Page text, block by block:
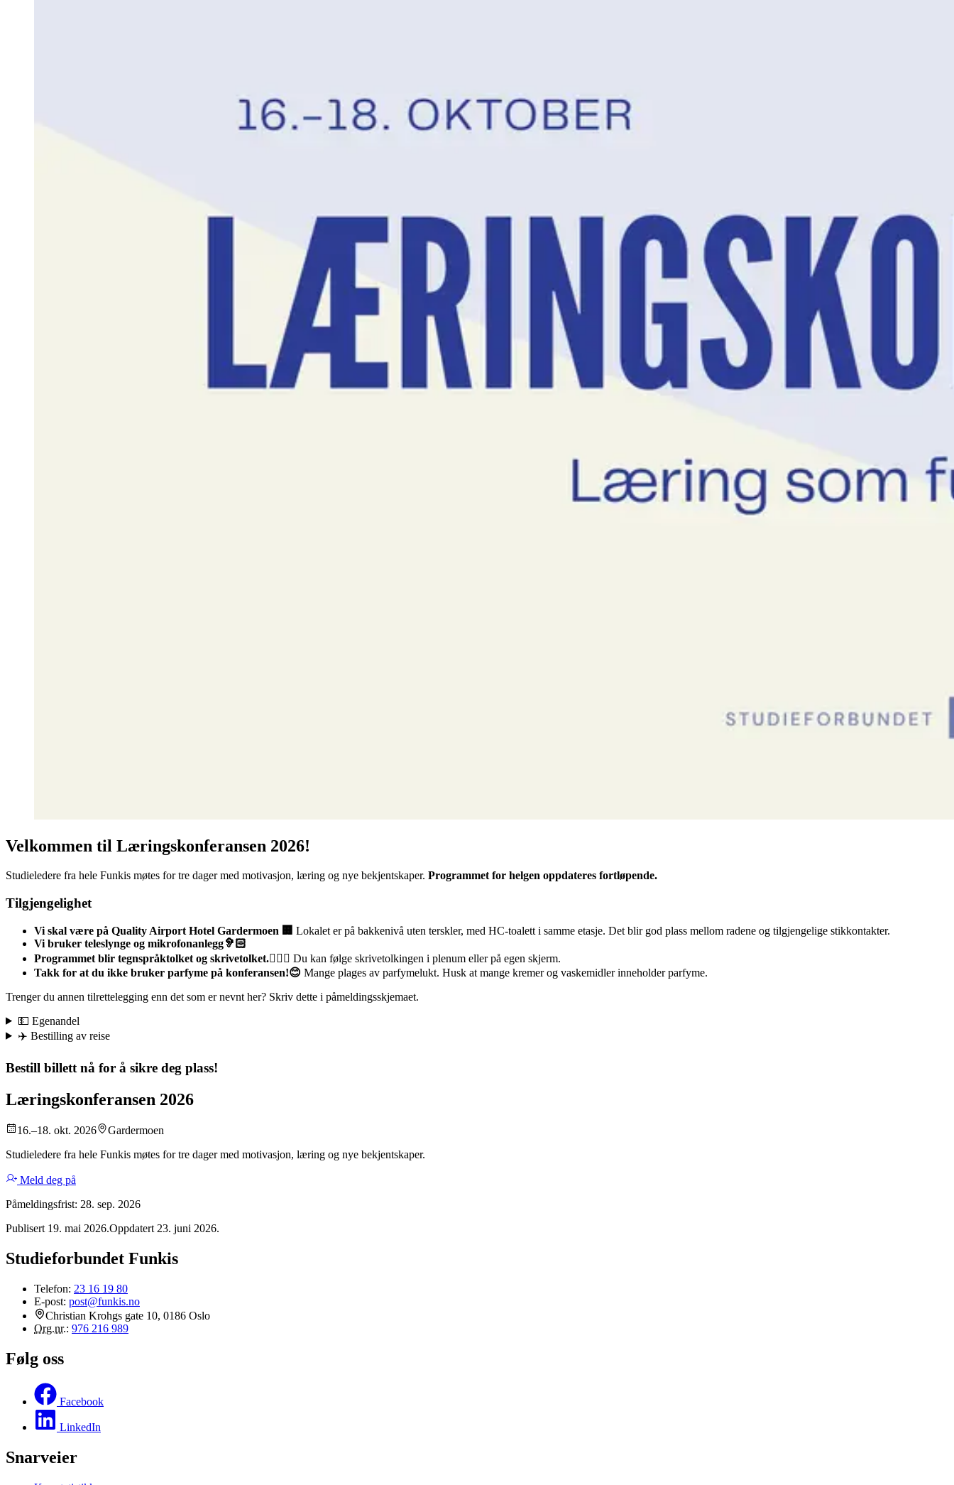
Velkommen til Læringskonferansen 2026!
Studieledere fra hele Funkis møtes for tre dager med motivasjon, læring og nye bekjentskaper. Programmet for helgen oppdateres fortløpende.
Tilgjengelighet
Vi skal være på Quality Airport Hotel Gardermoen 🏢 Lokalet er på bakkenivå uten terskler, med HC-toalett i samme etasje. Det blir god plass mellom radene og tilgjengelige stikkontakter.
Vi bruker teleslynge og mikrofonanlegg🦻🏻
Programmet blir tegnspråktolket og skrivetolket.🧏🏻‍♀️ Du kan følge skrivetolkingen i plenum eller på egen skjerm.
Takk for at du ikke bruker parfyme på konferansen!😊 Mange plages av parfymelukt. Husk at mange kremer og vaskemidler inneholder parfyme.
Trenger du annen tilrettelegging enn det som er nevnt her? Skriv dette i påmeldingsskjemaet.
💵 Egenandel
✈️ Bestilling av reise
Bestill billett nå for å sikre deg plass!
Læringskonferansen 2026
16.–18. okt. 2026
Gardermoen
Studieledere fra hele Funkis møtes for tre dager med motivasjon, læring og nye bekjentskaper.
Meld deg på
Påmeldingsfrist: 28. sep. 2026
Publisert 19. mai 2026.Oppdatert 23. juni 2026.
Studieforbundet Funkis
Telefon: 23 16 19 80
E-post: post@funkis.no
Christian Krohgs gate 10, 0186 Oslo
Org.nr.: 976 216 989
Følg oss
Facebook
LinkedIn
Snarveier